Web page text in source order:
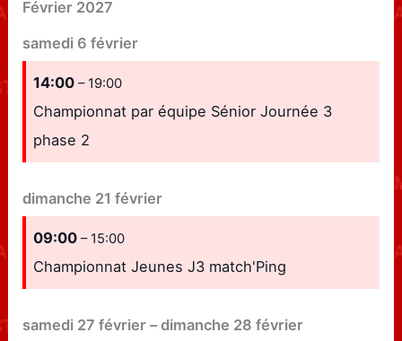
Février 2027
samedi 6 février
14:00– 19:00
Championnat par équipe Sénior Journée 3
phase 2
dimanche 21 février
09:00– 15:00
Championnat Jeunes J3 match'Ping
samedi 27 février –dimanche 28 février